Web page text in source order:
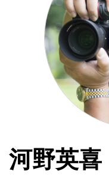
河野英喜